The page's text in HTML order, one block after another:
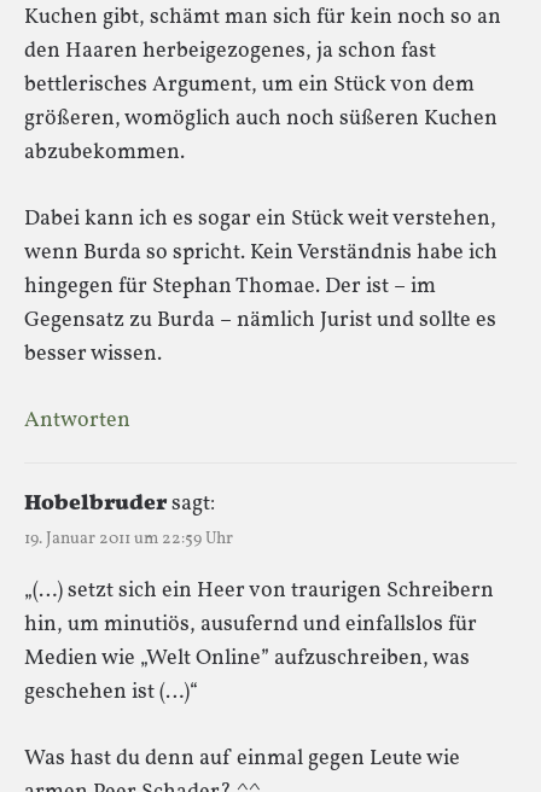
Kuchen gibt, schämt man sich für kein noch so an
den Haaren herbeigezogenes, ja schon fast
bettlerisches Argument, um ein Stück von dem
größeren, womöglich auch noch süßeren Kuchen
abzubekommen.
Dabei kann ich es sogar ein Stück weit verstehen,
wenn Burda so spricht. Kein Verständnis habe ich
hingegen für Stephan Thomae. Der ist – im
Gegensatz zu Burda – nämlich Jurist und sollte es
besser wissen.
Antworten
Hobelbrudersagt:
19. Januar 2011 um 22:59 Uhr
„(…) setzt sich ein Heer von traurigen Schreibern
hin, um minutiös, ausufernd und einfallslos für
Medien wie „Welt Online” aufzuschreiben, was
geschehen ist (…)“
Was hast du denn auf einmal gegen Leute wie